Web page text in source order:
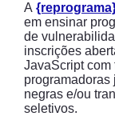
A
em ensinar
de
inscrições
JavaScript com
programadoras
negras e/ou
seletivos.